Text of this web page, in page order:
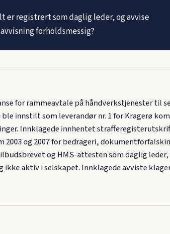
er registrert som daglig leder, og avvise
forholdsmessig?
for rammeavtale på håndverkstjenester til
innstilt som leverandør nr. 1 for Kragerø
Innklagede innhentet
og 2007 for bedrageri,
og HMS-attesten som daglig leder,
aktiv i selskapet. Innklagede avviste